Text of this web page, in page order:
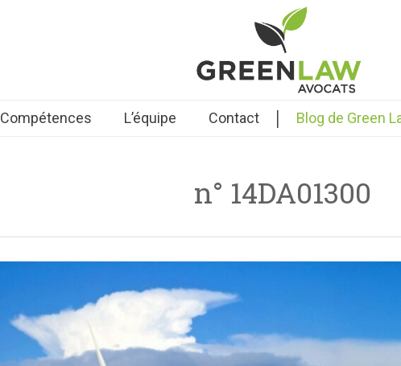
Compétences L’équipe Contact | Blog de Green
n° 14DA01300